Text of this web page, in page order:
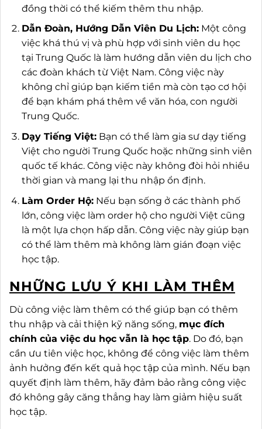
đồng thời có thể kiếm thêm thu nhập.
Dẫn Đoàn, Hướng Dẫn Viên Du Lịch:Một công
việc khá thú vị và phù hợp với sinh viên du học
tại Trung Quốc là làm hướng dẫn viên du lịch cho
các đoàn khách từ Việt Nam. Công việc này
không chỉ giúp bạn kiếm tiền mà còn tạo cơ hội
để bạn khám phá thêm về văn hóa, con người
Trung Quốc.
Dạy Tiếng Việt:Bạn có thể làm gia sư dạy tiếng
Việt cho người Trung Quốc hoặc những sinh viên
quốc tế khác. Công việc này không đòi hỏi nhiều
thời gian và mang lại thu nhập ổn định.
Làm Order Hộ:Nếu bạn sống ở các thành phố
lớn, công việc làm order hộ cho người Việt cũng
là một lựa chọn hấp dẫn. Công việc này giúp bạn
có thể làm thêm mà không làm gián đoạn việc
học tập.
NHỮNG LƯU Ý KHI LÀM THÊM
Dù công việc làm thêm có thể giúp bạn có thêm
thu nhập và cải thiện kỹ năng sống, mục đích
chính của việc du học vẫn là học tập. Do đó, bạn
cần ưu tiên việc học, không để công việc làm thêm
ảnh hưởng đến kết quả học tập của mình. Nếu bạn
quyết định làm thêm, hãy đảm bảo rằng công việc
đó không gây căng thẳng hay làm giảm hiệu suất
học tập.